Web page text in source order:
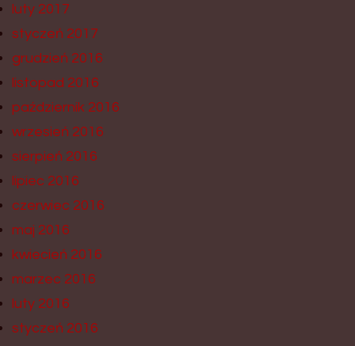
luty 2017
styczeń 2017
grudzień 2016
listopad 2016
październik 2016
wrzesień 2016
sierpień 2016
lipiec 2016
czerwiec 2016
maj 2016
kwiecień 2016
marzec 2016
luty 2016
styczeń 2016